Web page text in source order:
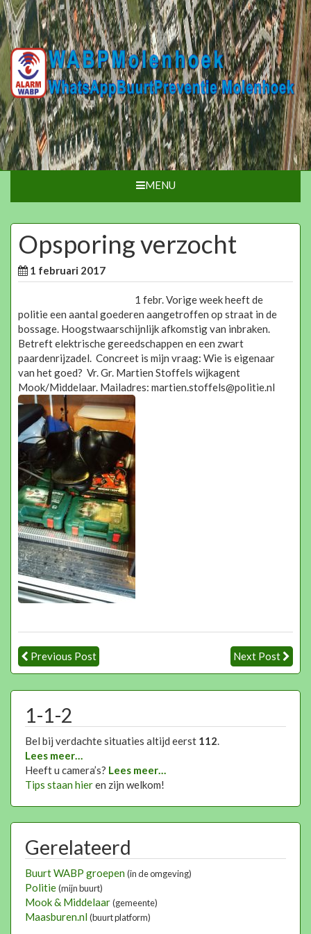
MENU
Opsporing verzocht
1 februari 2017
1 febr. Vorige week heeft de
politie een aantal goederen aangetroffen op straat in de
bossage. Hoogstwaarschijnlijk afkomstig van inbraken.
Betreft elektrische gereedschappen en een zwart
paardenrijzadel. Concreet is mijn vraag: Wie is eigenaar
van het goed? Vr. Gr. Martien Stoffels wijkagent
Mook/Middelaar. Mailadres: martien.stoffels@politie.nl
Previous Post Next Post
1-1-2
Bel bij verdachte situaties altijd eerst 112
Lees meer…
Heeft u camera’s? Lees meer…
Tips staan hieren zijn welkom!
Gerelateerd
Buurt WABP groepen(in de omgeving)
Politie(mijn buurt)
Mook & Middelaar(gemeente)
Maasburen.nl(buurt platform)